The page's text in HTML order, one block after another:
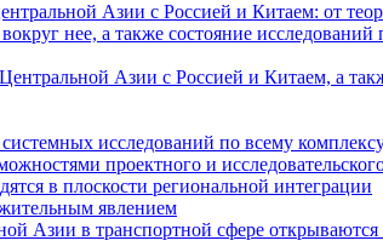
Азии с Россией и Китаем: от
нее, а также состояние исследований
Азии с Россией и Китаем, а
исследований по всему
проектного и
в плоскости региональной интеграции
явлением
Азии в транспортной сфере